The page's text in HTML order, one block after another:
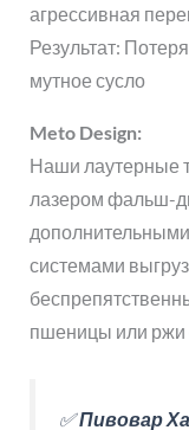
агрессивная
Результат:
мутное сусло
Meto Design:
Наши лаутерные
лазером фальш-
системами
пшеницы или ржи
✅Пивовар